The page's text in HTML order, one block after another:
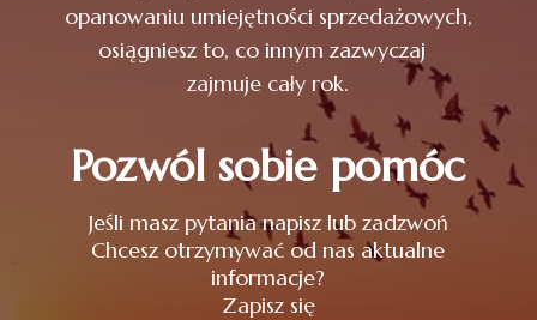
opanowaniu umiejętności sprzedażowych,
osiągniesz to, co innym zazwyczaj
zajmuje cały rok.
Pozwól sobie pomóc
Jeśli masz pytania napisz lub zadzwoń
Chcesz otrzymywać od nas aktualne
informacje?
Zapisz się